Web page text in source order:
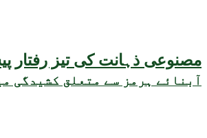
مصنوعی ذہانت کی تیز رفتار پیش رفت 2028 تک عالمی معیشت کیلئے سنگین خطرہ بن سکتی
آبنائے ہرمز سے متعلق کشیدگی